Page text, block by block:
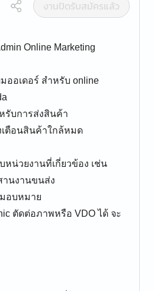
งานปิดรับสมัครแล้ว
Online Marketing
มออเดอร์ สำหรับ online
รับการส่งสินค้า
เตือนสินค้าใกล้หมด
หน่วยงานที่เกี่ยวข้อง เช่น
านงานขนส่ง
อบหมาย
ตัดต่อภาพหรือ VDO ได้ จะ